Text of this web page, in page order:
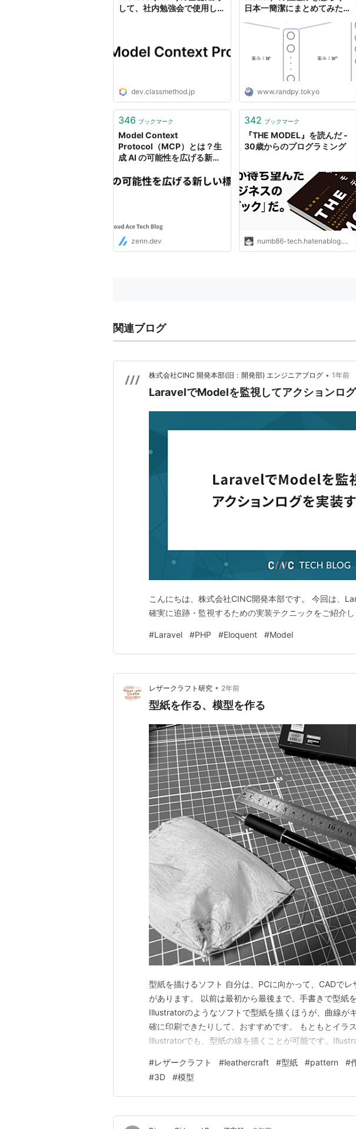
して、社内勉強会で使用した
dev.classmethod.jp
日本一簡潔にまとめてみたつ
て！世界一やさしいデータ分
www.randpy.tokyo
346 ブックマーク
Model Context
Protocol（MCP）とは？生
成 AI の可能性を広げる新し
zenn.dev
342 ブックマーク
『THE MODEL』を読んだ -
30歳からのプログラミング
numb86-tech.hatenablog.com
関連ブログ
株式会社CINC 開発本部(旧：開発部) エンジニアブログ • 1年前
LaravelでModelを監視してアクションロ
こんにちは、株式会社CINC開発本部です。 今回は、
確実に追跡・監視するための実装テクニックをご紹介し
#Laravel #PHP #Eloquent #Model
レザークラフト研究 • 2年前
型紙を作る、模型を作る
型紙を描けるソフト 自分は、PCに向かって、CADでレ
があります。 以前は最初から最後まで、手書きで型紙
Illustratorのようなソフトで型紙を描くほうが、曲線が
確に印刷できたりして、おすすめです。 もともとイラ
Illustratorでも、型紙の線を描くことが可能です。
作成するためのCADソフトには、自分が知っているだ
ります。無料ソ…
#レザークラフト #leathercraft #型紙 #pattern #
#3D #模型